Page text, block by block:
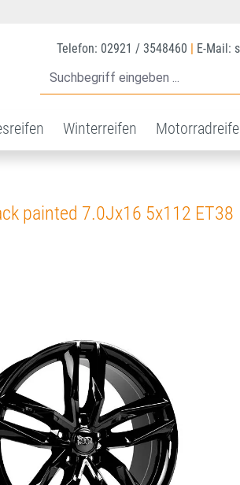
Telefon: 02921 / 3548460 E-Mail:
Winterreifen
painted 7.0Jx16 5x112 ET38